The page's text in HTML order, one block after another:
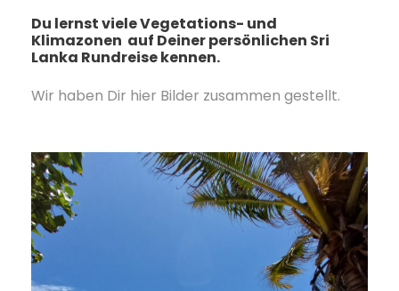
Du lernst viele Vegetations- und
Klimazonen auf Deiner persönlichen Sri
Lanka Rundreise kennen.
Wir haben Dir hier Bilder zusammen gestellt.